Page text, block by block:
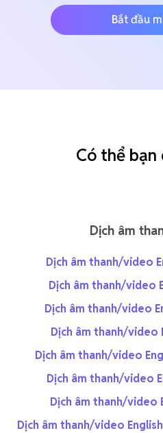
Bắt đầu
Có thể bạn
Dịch âm
Dịch âm thanh/video
Dịch âm thanh/video
Dịch âm thanh/video
Dịch âm thanh/video
Dịch âm thanh/video
Dịch âm thanh/video
Dịch âm thanh/video
Dịch âm thanh/video